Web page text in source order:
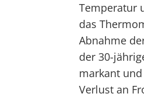
Temperatur
das
Abnahme
der 30-
markant
Verlust an